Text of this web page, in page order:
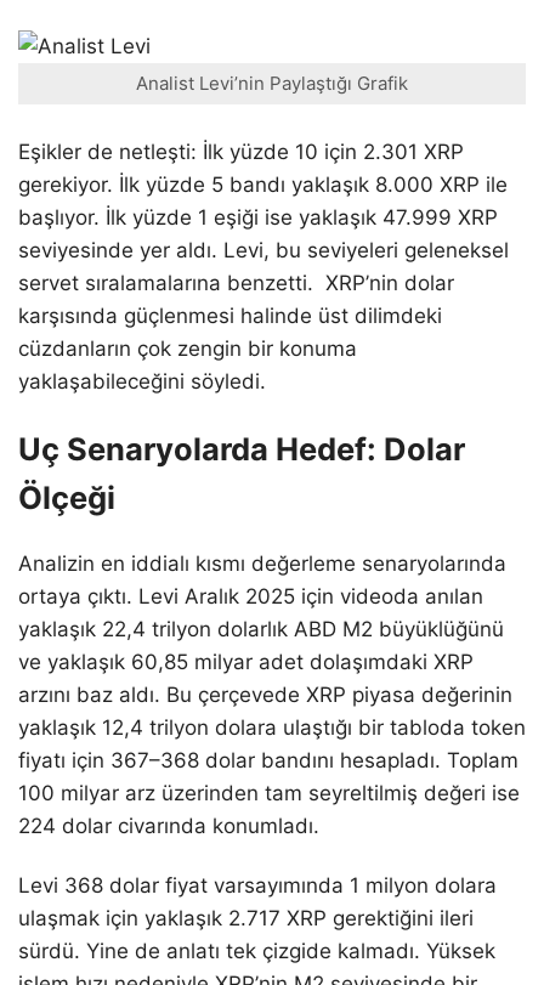
Analist Levi’nin Paylaştığı Grafik
Eşikler de netleşti: İlk yüzde 10 için 2.301 XRP
gerekiyor. İlk yüzde 5 bandı yaklaşık 8.000 XRP ile
başlıyor. İlk yüzde 1 eşiği ise yaklaşık 47.999 XRP
seviyesinde yer aldı. Levi, bu seviyeleri geleneksel
servet sıralamalarına benzetti. XRP’nin dolar
karşısında güçlenmesi halinde üst dilimdeki
cüzdanların çok zengin bir konuma
yaklaşabileceğini söyledi.
Uç Senaryolarda Hedef: Dolar
Ölçeği
Analizin en iddialı kısmı değerleme senaryolarında
ortaya çıktı. Levi Aralık 2025 için videoda anılan
yaklaşık 22,4 trilyon dolarlık ABD M2 büyüklüğünü
ve yaklaşık 60,85 milyar adet dolaşımdaki XRP
arzını baz aldı. Bu çerçevede XRP piyasa değerinin
yaklaşık 12,4 trilyon dolara ulaştığı bir tabloda token
fiyatı için 367–368 dolar bandını hesapladı. Toplam
100 milyar arz üzerinden tam seyreltilmiş değeri ise
224 dolar civarında konumladı.
Levi 368 dolar fiyat varsayımında 1 milyon dolara
ulaşmak için yaklaşık 2.717 XRP gerektiğini ileri
sürdü. Yine de anlatı tek çizgide kalmadı. Yüksek